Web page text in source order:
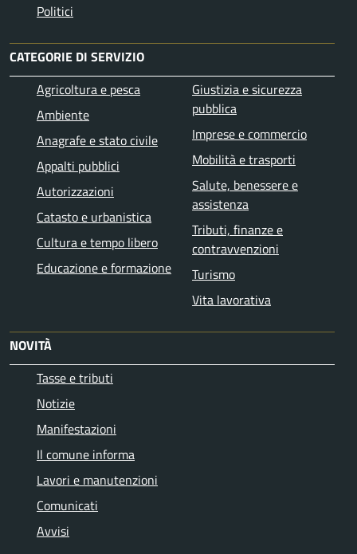
Politici
CATEGORIE DI SERVIZIO
Agricoltura e pesca
Ambiente
Anagrafe e stato civile
Appalti pubblici
Autorizzazioni
Catasto e urbanistica
Cultura e tempo libero
Educazione e formazione
Giustizia e sicurezza
pubblica
Imprese e commercio
Mobilità e trasporti
Salute, benessere e
assistenza
Tributi, finanze e
contravvenzioni
Turismo
Vita lavorativa
NOVITÀ
Tasse e tributi
Notizie
Manifestazioni
Il comune informa
Lavori e manutenzioni
Comunicati
Avvisi